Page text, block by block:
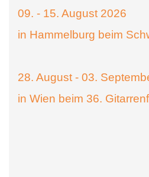
09. - 15. August 2026
in Hammelburg beim
28. August - 03.
in Wien beim 36.